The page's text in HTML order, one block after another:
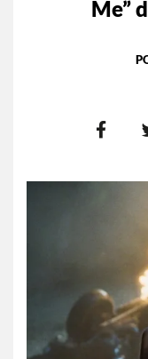
Me”